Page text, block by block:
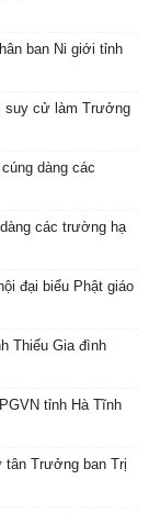
ban Ni giới tỉnh
suy cử làm Trưởng
dàng các
các trường hạ
đại biểu Phật giáo
Thiếu Gia đình
tỉnh Hà Tĩnh
Trưởng ban Trị